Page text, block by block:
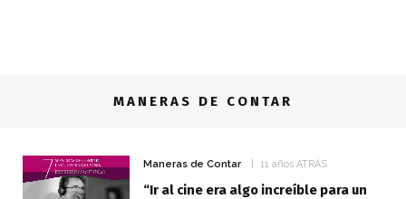
MANERAS DE CONTAR
Maneras de Contar 11 años ATRÁS
“Ir al cine era algo increíble para un